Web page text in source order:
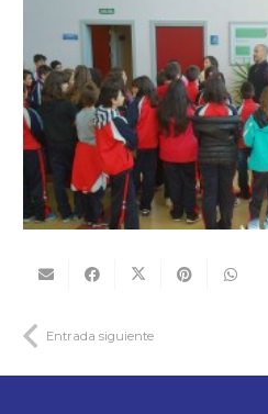
Entrada siguiente